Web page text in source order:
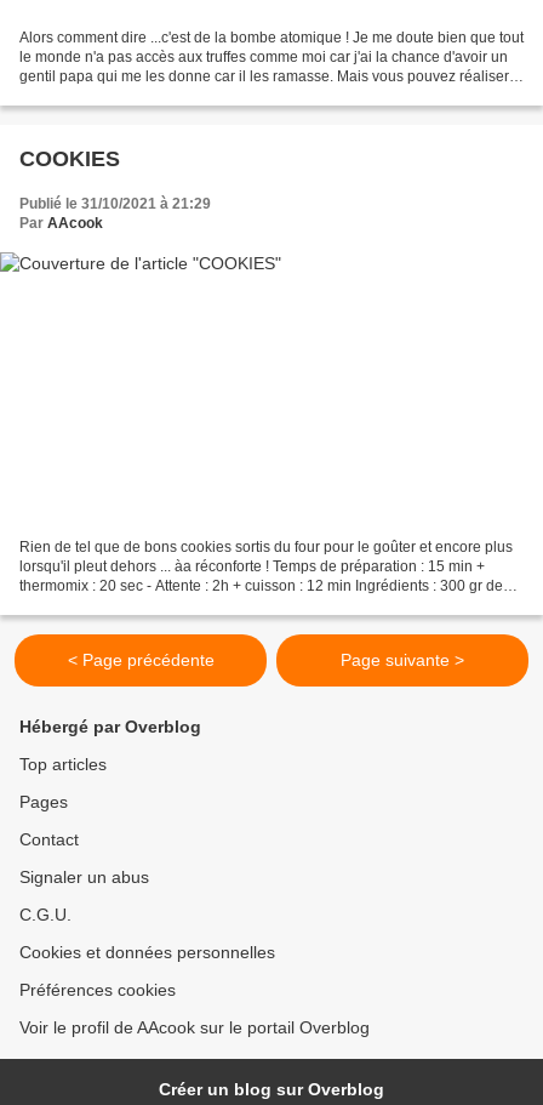
Alors comment dire ...c'est de la bombe atomique ! Je me doute bien que tout
le monde n'a pas accès aux truffes comme moi car j'ai la chance d'avoir un
gentil papa qui me les donne car il les ramasse. Mais vous pouvez réaliser
COOKIES
Publié le 31/10/2021 à 21:29
Par AAcook
Rien de tel que de bons cookies sortis du four pour le goûter et encore plus
lorsqu'il pleut dehors ... àa réconforte ! Temps de préparation : 15 min +
thermomix : 20 sec - Attente : 2h + cuisson : 12 min Ingrédients : 300 gr de
< Page précédente Page suivante >
Hébergé par Overblog
Top articles
Pages
Contact
Signaler un abus
C.G.U.
Cookies et données personnelles
Préférences cookies
Voir le profil de AAcook sur le portail Overblog
Créer un blog sur Overblog